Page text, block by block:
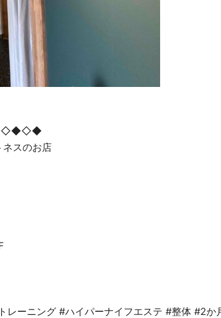
ネスのお店
レーニング #ハイパーナイフエステ #整体 #2か